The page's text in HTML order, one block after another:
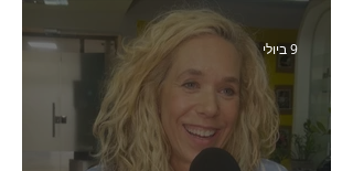
ותקשורת
9 ביולי